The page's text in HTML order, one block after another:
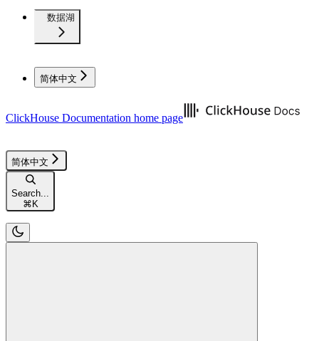
数据湖
简体中文
ClickHouse Documentation home page
简体中文
Search...
⌘K